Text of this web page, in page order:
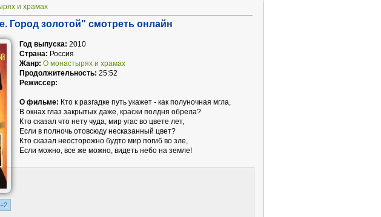
и храмах
Город золотой" смотреть онлайн
+2
Год выпуска: 2010
Страна: Россия
Жанр: О монастырях и храмах
Продолжительность: 25:52
Режиссер:
О фильме: Кто к разгадке путь укажет - как полуночная мгла,
В окнах глаз закрытых даже, краски полдня обрела?
Кто сказал что нету чуда, мир угас во цвете лет,
Если в полночь отовсюду несказанный цвет?
Кто сказал неосторожно будто мир погиб во зле,
Если можно, все же можно, видеть небо на земле!